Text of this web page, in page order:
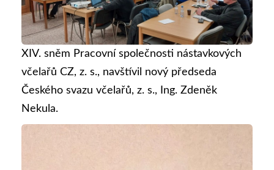
XIV. sněm Pracovní společnosti nástavkových
včelařů CZ, z. s., navštívil nový předseda
Českého svazu včelařů, z. s., Ing. Zdeněk
Nekula.